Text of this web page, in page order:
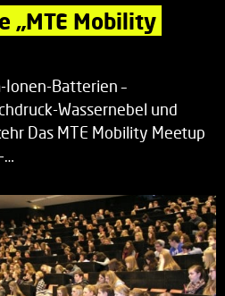
„MTE Mobility
Batterien –
Wassernebel und
Das MTE Mobility Meetup
…